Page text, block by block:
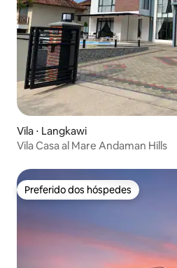
Vila ⋅ Langkawi
Vila Casa al Mare Andaman Hills
Preferido dos hóspedes
Preferido dos hóspedes